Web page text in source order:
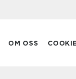
OM OSS